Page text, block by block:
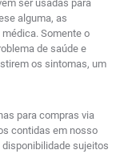
ser usadas para
alguma, as
Somente o
de saúde e
os sintomas, um
para compras via
contidas em nosso
sujeitos